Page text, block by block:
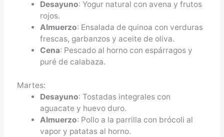
Desayuno: Yogur natural con avena y frutos
rojos.
Almuerzo: Ensalada de quinoa con verduras
frescas, garbanzos y aceite de oliva.
Cena: Pescado al horno con espárragos y
puré de calabaza.
Martes:
Desayuno: Tostadas integrales con
aguacate y huevo duro.
Almuerzo: Pollo a la parrilla con brócoli al
vapor y patatas al horno.